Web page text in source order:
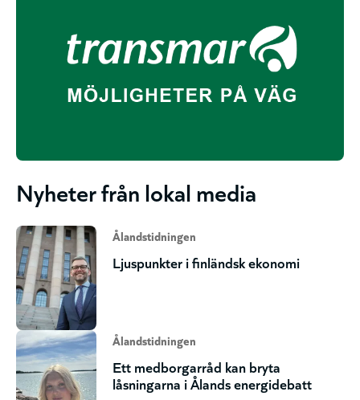
Nyheter från lokal media
Ålandstidningen
Ljuspunkter i finländsk ekonomi
Ålandstidningen
Ett medborgarråd kan bryta
låsningarna i Ålands energidebatt